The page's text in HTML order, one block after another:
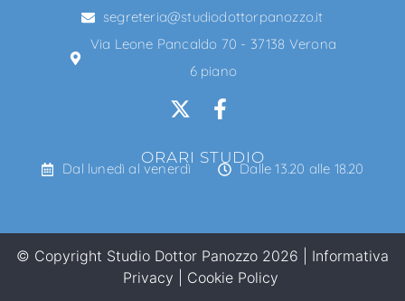
segreteria@studiodottorpanozzo.it
Via Leone Pancaldo 70 - 37138 Verona
6 piano
ORARI STUDIO
Dal lunedì al venerdì Dalle 13.20 alle 18.20
© Copyright Studio Dottor Panozzo 2026 | Informativa
Privacy
Cookie Policy